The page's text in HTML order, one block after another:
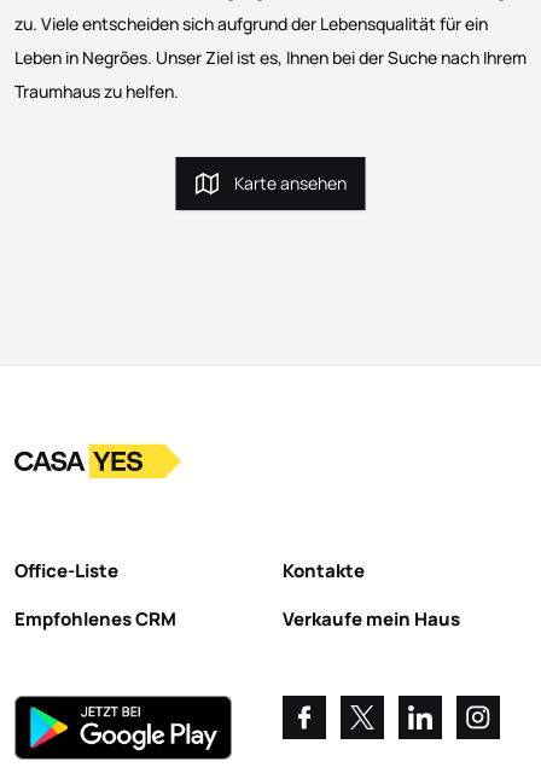
zu. Viele entscheiden sich aufgrund der Lebensqualität für ein
Leben in Negrões. Unser Ziel ist es, Ihnen bei der Suche nach Ihrem
Traumhaus zu helfen.
Karte ansehen
Karte ansehen
LogoZur Startseite
Office-Liste
Empfohlenes CRM
Kontakte
Verkaufe mein Haus